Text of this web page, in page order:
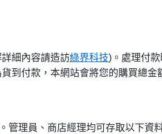
細內容請造訪綠界科技)。處理付
到付款，本網站會將您的購買總
管理員、商店經理均可存取以下